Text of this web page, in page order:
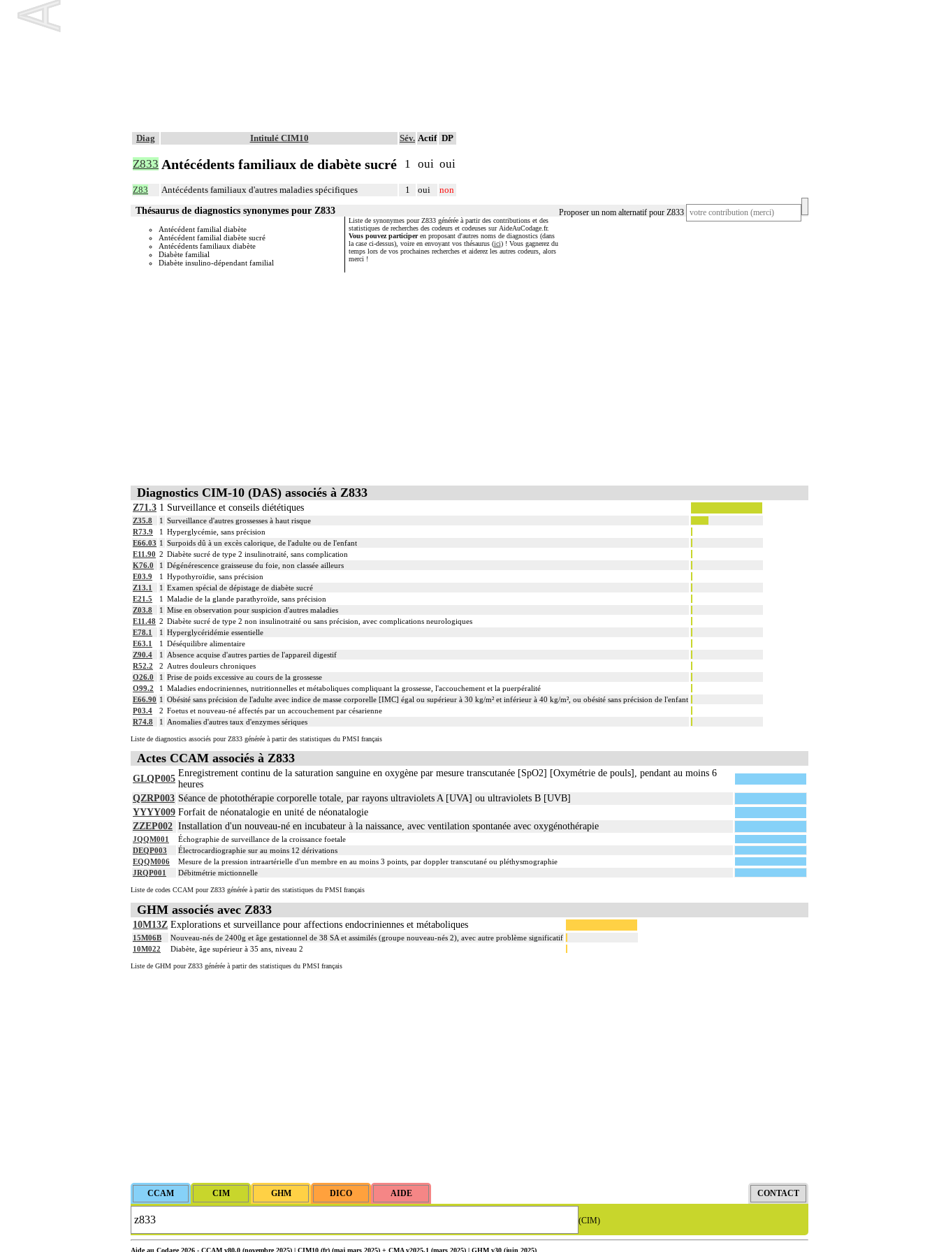
Diag Intitulé CIM10 Sév. Actif DP
Z833 Antécédents familiaux de diabète sucré 1 oui oui
Z83 Antécédents familiaux d'autres maladies spécifiques 1 oui non
Proposer un nom alternatif pour Z833
Thésaurus de diagnostics synonymes pour Z833
Antécédent familial diabète
Antécédent familial diabète sucré
Antécédents familiaux diabète
Diabète familial
Diabète insulino-dépendant familial
Liste de synonymes pour Z833 générée à partir des contributions et des
statistiques de recherches des codeurs et codeuses sur AideAuCodage.fr.
Vous pouvez participeren proposant d'autres noms de diagnostics (dans
la case ci-dessus), voire en envoyant vos thésaurus (ici) ! Vous gagnerez du
temps lors de vos prochaines recherches et aiderez les autres codeurs, alors
merci !
Diagnostics CIM-10 (DAS) associés à Z833
Z71.3 1 Surveillance et conseils diététiques
Z35.8 1 Surveillance d'autres grossesses à haut risque
R73.9
1 Hyperglycémie, sans précision
E66.03 1 Surpoids dû à un excès calorique, de l'adulte ou de l'enfant
E11.90 2 Diabète sucré de type 2 insulinotraité, sans complication
K76.0
1 Dégénérescence graisseuse du foie, non classée ailleurs
E03.9
1 Hypothyroïdie, sans précision
Z13.1
1 Examen spécial de dépistage de diabète sucré
E21.5
1 Maladie de la glande parathyroïde, sans précision
Z03.8
1 Mise en observation pour suspicion d'autres maladies
E11.48 2 Diabète sucré de type 2 non insulinotraité ou sans précision, avec complications neurologiques
E78.1
1 Hyperglycéridémie essentielle
E63.1
1 Déséquilibre alimentaire
Z90.4
1
Absence acquise d'autres parties de l'appareil digestif
R52.2
2 Autres douleurs chroniques
O26.0
1 Prise de poids excessive au cours de la grossesse
O99.2
1 Maladies endocriniennes, nutritionnelles et métaboliques compliquant la grossesse, l'accouchement et la puerpéralité
E66.90 1 Obésité sans précision de l'adulte avec indice de masse corporelle [IMC] égal ou supérieur à 30 kg/m² et inférieur à 40 kg/m², ou obésité sans précision de l'enfant
P03.4
2 Foetus et nouveau-né affectés par un accouchement par césarienne
R74.8
1 Anomalies d'autres taux d'enzymes sériques
Liste de diagnostics associés pour Z833 générée à partir des statistiques du PMSI français
Actes CCAM associés à Z833
GLQP005
Enregistrement continu de la saturation sanguine en oxygène par mesure transcutanée [SpO2] [Oxymétrie de pouls], pendant au moins 6
heures
QZRP003 Séance de photothérapie corporelle totale, par rayons ultraviolets A [UVA] ou ultraviolets B [UVB]
YYYY009 Forfait de néonatalogie en unité de néonatalogie
ZZEP002 Installation d'un nouveau-né en incubateur à la naissance, avec ventilation spontanée avec oxygénothérapie
JQQM001
Échographie de surveillance de la croissance foetale
DEQP003
Électrocardiographie sur au moins 12 dérivations
EQQM006
Mesure de la pression intraartérielle d'un membre en au moins 3 points, par doppler transcutané ou pléthysmographie
JRQP001
Débitmétrie mictionnelle
Liste de codes CCAM pour Z833 générée à partir des statistiques du PMSI français
GHM associés avec Z833
10M13Z Explorations et surveillance pour affections endocriniennes et métaboliques
15M06B
Nouveau-nés de 2400g et âge gestationnel de 38 SA et assimilés (groupe nouveau-nés 2), avec autre problème significatif
10M022
Diabète, âge supérieur à 35 ans, niveau 2
Liste de GHM pour Z833 générée à partir des statistiques du PMSI français
(CIM)
Aide au Codage 2026 - CCAM v80.0 (novembre 2025) | CIM10 (fr) (maj mars 2025) + CMA v2025.1 (mars 2025) | GHM v30 (juin 2025)